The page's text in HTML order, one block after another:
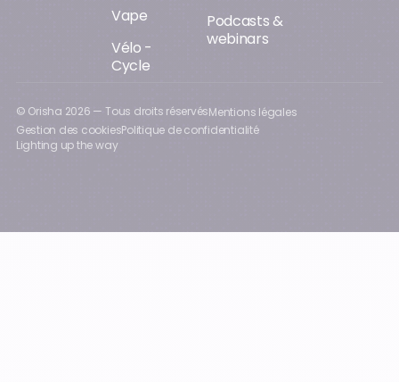
Vape
Vélo -
Cycle
Podcasts &
webinars
© Orisha 2026 — Tous droits réservésMentions légales
Gestion des cookiesPolitique de confidentialité
Lighting up the way